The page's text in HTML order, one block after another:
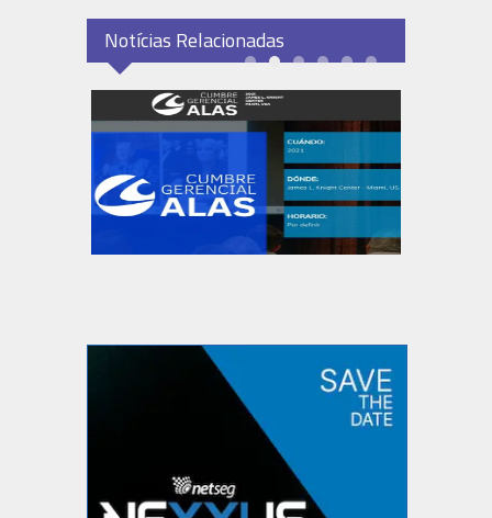
Notícias Relacionadas